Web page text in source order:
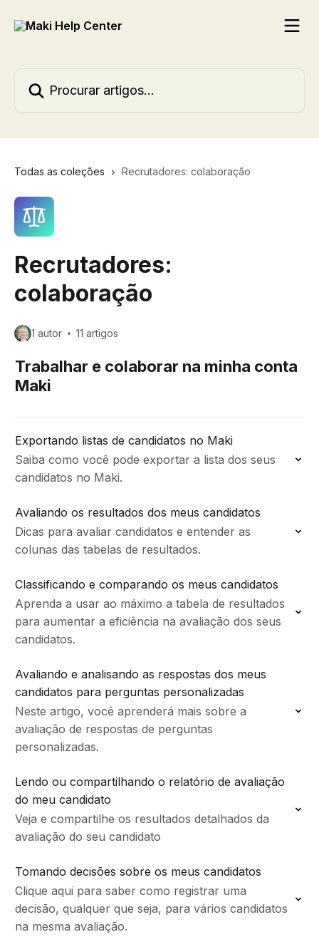
Todas as coleções Recrutadores: colaboração
Recrutadores:
colaboração
1 autor 11 artigos
Trabalhar e colaborar na minha conta
Maki
Exportando listas de candidatos no Maki
Saiba como você pode exportar a lista dos seus
candidatos no Maki.
Avaliando os resultados dos meus candidatos
Dicas para avaliar candidatos e entender as
colunas das tabelas de resultados.
Classificando e comparando os meus candidatos
Aprenda a usar ao máximo a tabela de resultados
para aumentar a eficiência na avaliação dos seus
candidatos.
Avaliando e analisando as respostas dos meus
candidatos para perguntas personalizadas
Neste artigo, você aprenderá mais sobre a
avaliação de respostas de perguntas
personalizadas.
Lendo ou compartilhando o relatório de avaliação
do meu candidato
Veja e compartilhe os resultados detalhados da
avaliação do seu candidato
Tomando decisões sobre os meus candidatos
Clique aqui para saber como registrar uma
decisão, qualquer que seja, para vários candidatos
na mesma avaliação.